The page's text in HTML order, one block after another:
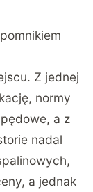
Z jednej
normy
a z
nadal
a jednak